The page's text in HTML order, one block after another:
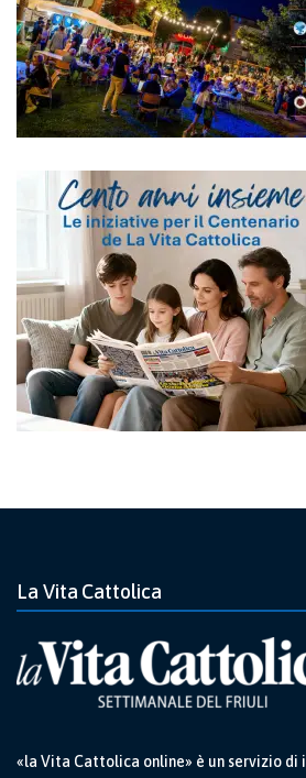
La Vita Cattolica
«la Vita Cattolica online» è un servizio